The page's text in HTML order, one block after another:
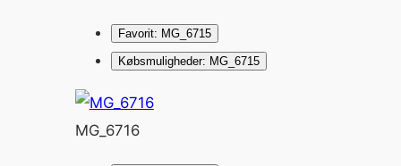
Favorit: MG_6715
Købsmuligheder: MG_6715
MG_6716